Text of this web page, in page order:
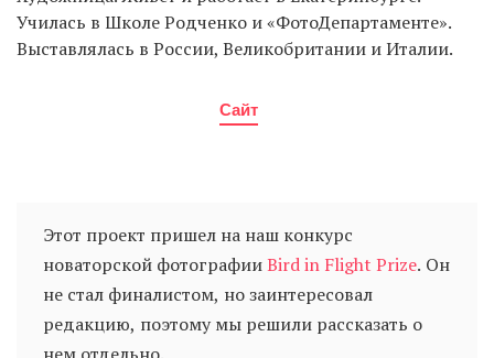
Училась в Школе Родченко и «ФотоДепартаменте».
Выставлялась в России, Великобритании и Италии.
Сайт
Этот проект пришел на наш конкурс
новаторской фотографииBird in Flight Prize. Он
не стал финалистом, но заинтересовал
редакцию, поэтому мы решили рассказать о